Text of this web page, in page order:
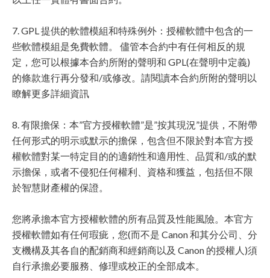
7. GPL 提供的軟體模組和特殊例外：授權軟體中包含的一
些軟體模組是免費軟體。 儘管本合約中有任何相反的規
定，您可以根據本合約所附的聲明和 GPL(在聲明中定義)
的條款進行再分發和/或修改。請閱讀本合約所附的聲明以
瞭解更多詳細資訊
8. 有限擔保：本”官方授權軟體”是”按其現況”提供，不附帶
任何形式的明示或默示的擔保，包含但不限於對本官方授
權軟體對某一特定目的的適銷性和適用性、品質和/或的默
示擔保，或者不侵犯任何權利、資格和獲益，包括但不限
於智慧財產權的保證。
您將承擔本官方授權軟體的所有品質及性能風險。本官方
授權軟體如有任何瑕疵，您(而不是 Canon 和其分公司、分
支機構及其各自的配銷商和經銷商以及 Canon 的授權人)須
自行承擔必要服務、修理或校正的全部成本。